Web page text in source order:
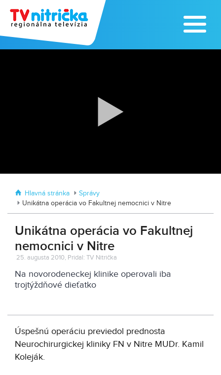
Traktormánia 2025 s pozvánkou
Hlavná stránka
Správy
Unikátna operácia vo Fakultnej nemocnici v Nitre
Unikátna operácia vo Fakultnej
nemocnici v Nitre
25. augusta 2010, Pridal: TV Nitrička
Na novorodeneckej klinike operovali iba
trojtýždňové dieťatko
Úspešnú operáciu previedol prednosta
Neurochirurgickej kliniky FN v Nitre MUDr. Kamil
Koleják.